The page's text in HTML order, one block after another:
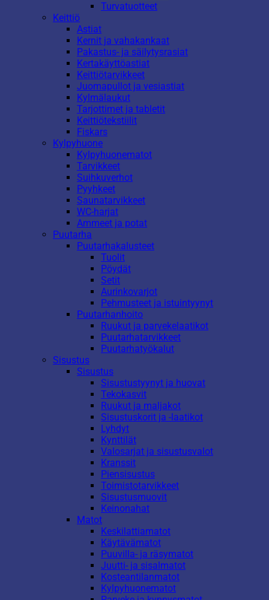
Turvatuotteet
Keittiö
Astiat
Kernit ja vahakankaat
Pakastus- ja säilytysrasiat
Kertakäyttöastiat
Keittiötarvikkeet
Juomapullot ja vesiastiat
Kylmälaukut
Tarjottimet ja tabletit
Keittiötekstiilit
Fiskars
Kylpyhuone
Kylpyhuonematot
Tarvikkeet
Suihkuverhot
Pyyhkeet
Saunatarvikkeet
WC-harjat
Ammeet ja potat
Puutarha
Puutarhakalusteet
Tuolit
Pöydät
Setit
Aurinkovarjot
Pehmusteet ja istuintyynyt
Puutarhanhoito
Ruukut ja parvekelaatikot
Puutarhatarvikkeet
Puutarhatyökalut
Sisustus
Sisustus
Sisustustyynyt ja huovat
Tekokasvit
Ruukut ja maljakot
Sisustuskorit ja -laatikot
Lyhdyt
Kynttilät
Valosarjat ja sisustusvalot
Kranssit
Piensisustus
Toimistotarvikkeet
Sisustusmuovit
Keinonahat
Matot
Keskilattiamatot
Käytävämatot
Puuvilla- ja räsymatot
Juutti- ja sisalmatot
Kosteantilanmatot
Kylpyhuonematot